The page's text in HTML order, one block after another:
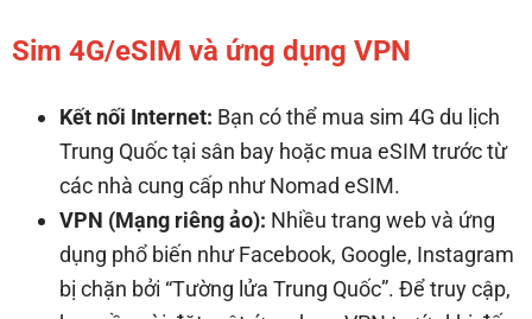
Sim 4G/eSIM và ứng dụng VPN
Kết nối Internet: Bạn có thể mua sim 4G du lịch
Trung Quốc tại sân bay hoặc mua eSIM trước từ
các nhà cung cấp như Nomad eSIM.
VPN (Mạng riêng ảo): Nhiều trang web và ứng
dụng phổ biến như Facebook, Google, Instagram
bị chặn bởi “Tường lửa Trung Quốc”. Để truy cập,